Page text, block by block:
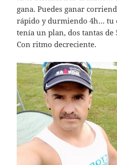
gana. Puedes ganar
rápido y durmiendo 4h… tu
tenía un plan, dos tantas de
Con ritmo decreciente.